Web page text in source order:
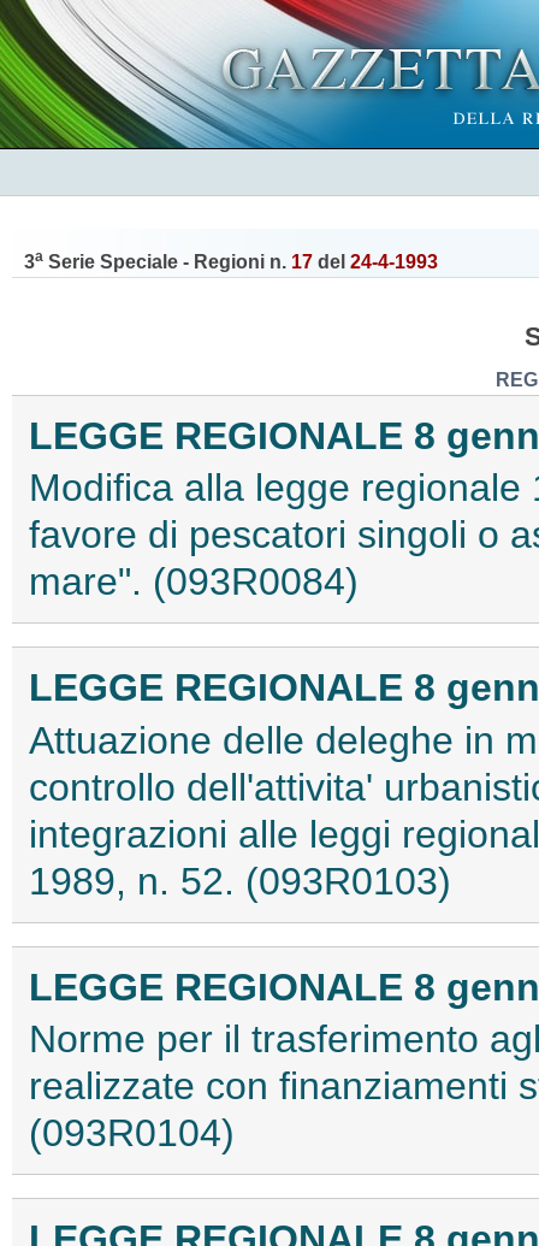
3a Serie Speciale - Regioni n. 17 del 24-4-1993
LEGGE REGIONALE 8
Modifica alla legge
favore di pescatori singoli o
mare". (093R0084)
LEGGE REGIONALE 8
Attuazione delle deleghe in
controllo dell'attivita'
integrazioni alle leggi
1989, n. 52. (093R0103)
LEGGE REGIONALE 8
Norme per il trasferimento
realizzate con finanziamenti
(093R0104)